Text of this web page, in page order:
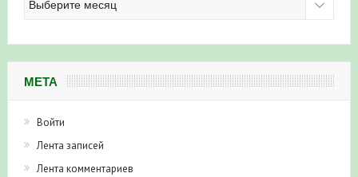
новостей
МЕТА
Войти
Лента записей
Лента комментариев